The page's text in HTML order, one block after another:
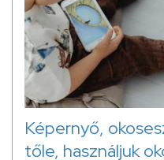
Képernyő,
tőle, használjuk